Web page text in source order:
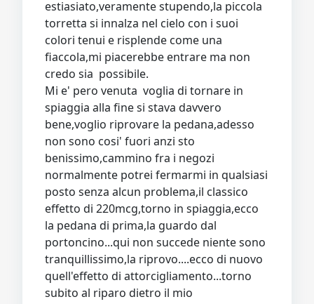
estiasiato,veramente stupendo,la piccola
torretta si innalza nel cielo con i suoi
colori tenui e risplende come una
fiaccola,mi piacerebbe entrare ma non
credo sia possibile.
Mi e' pero venuta voglia di tornare in
spiaggia alla fine si stava davvero
bene,voglio riprovare la pedana,adesso
non sono cosi' fuori anzi sto
benissimo,cammino fra i negozi
normalmente potrei fermarmi in qualsiasi
posto senza alcun problema,il classico
effetto di 220mcg,torno in spiaggia,ecco
la pedana di prima,la guardo dal
portoncino...qui non succede niente sono
tranquillissimo,la riprovo....ecco di nuovo
quell'effetto di attorcigliamento...torno
subito al riparo dietro il mio